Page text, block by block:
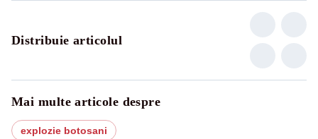
Distribuie articolul
Mai multe articole despre
explozie botosani